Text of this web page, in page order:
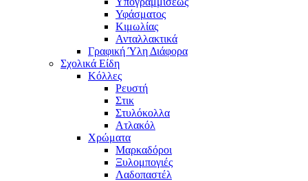
Υφάσματος
Κιμωλίας
Ανταλλακτικά
Γραφική Ύλη Διάφορα
Σχολικά Είδη
Κόλλες
Ρευστή
Στικ
Στυλόκολλα
Ατλακόλ
Χρώματα
Μαρκαδόροι
Ξυλομπογιές
Λαδοπαστέλ